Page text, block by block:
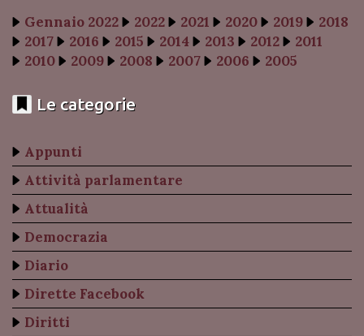
Gennaio 2022 2022 2021 2020 2019
2018
2017
2016 2015 2014 2013 2012
2011
2010
2009 2008 2007 2006 2005
Le categorie
Appunti
Attività parlamentare
Attualità
Democrazia
Diario
Dirette Facebook
Diritti